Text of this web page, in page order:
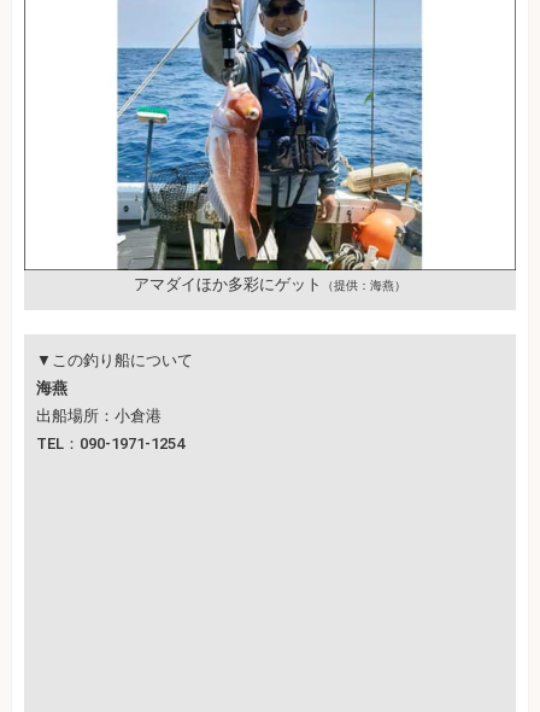
アマダイほか多彩にゲット （提供：海燕）
▼この釣り船について
海燕
出船場所：小倉港
TEL：090-1971-1254